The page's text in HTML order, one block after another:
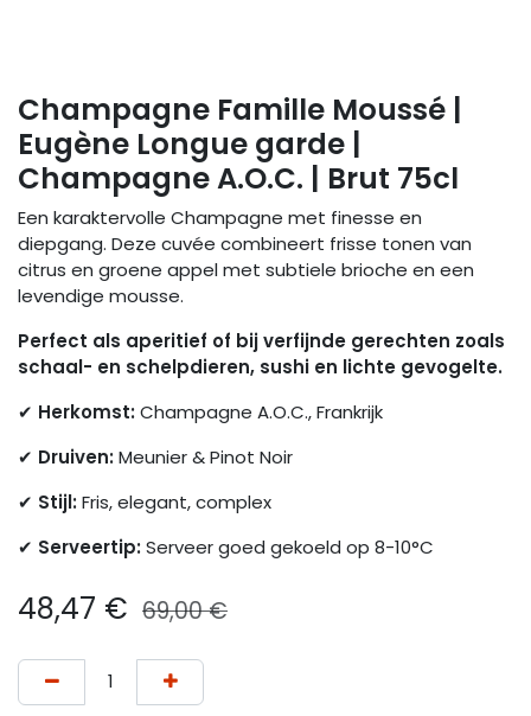
Champagne Famille Moussé |
Eugène Longue garde |
Champagne A.O.C. | Brut 75cl
Een karaktervolle Champagne met finesse en
diepgang. Deze cuvée combineert frisse tonen van
citrus en groene appel met subtiele brioche en een
levendige mousse.
Perfect als aperitief of bij verfijnde gerechten zoals
schaal- en schelpdieren, sushi en lichte gevogelte.
✔ Herkomst:Champagne A.O.C., Frankrijk
✔ Druiven:Meunier & Pinot Noir
✔ Stijl:Fris, elegant, complex
✔ Serveertip:Serveer goed gekoeld op 8-10°C
48,47 € 69,00€